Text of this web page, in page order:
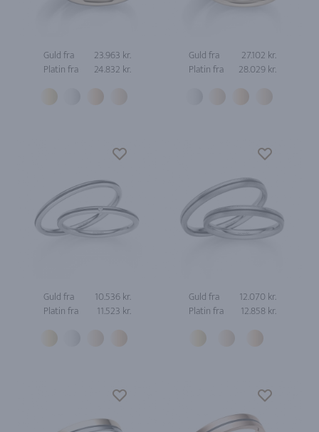
Guld fra
23.963 kr.
Platin fra
24.832 kr.
Guld fra
27.102 kr.
Platin fra
28.029 kr.
Guld fra
10.536 kr.
Platin fra
11.523 kr.
Guld fra
12.070 kr.
Platin fra
12.858 kr.